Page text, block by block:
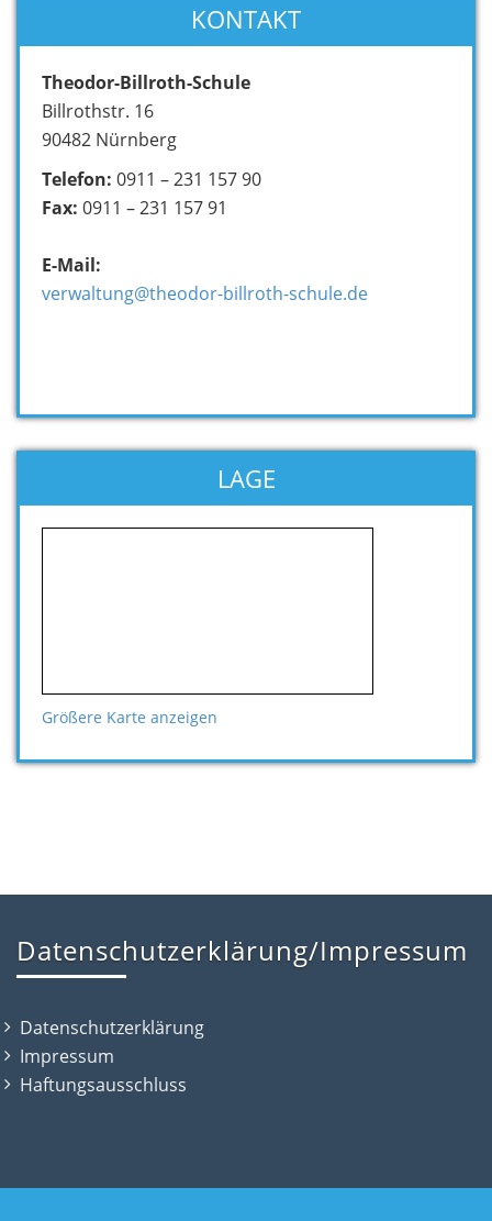
KONTAKT
Theodor-Billroth-Schule
Billrothstr. 16
90482 Nürnberg
Telefon: 0911 – 231 157 90
Fax: 0911 – 231 157 91
E-Mail:
verwaltung@theodor-billroth-schule.de
LAGE
Größere Karte anzeigen
Datenschutzerklärung/Impressum
Datenschutzerklärung
Impressum
Haftungsausschluss